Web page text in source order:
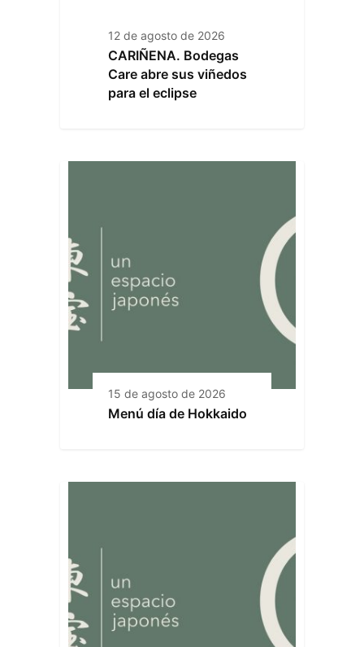
12 de agosto de 2026
CARIÑENA. Bodegas
Care abre sus viñedos
para el eclipse
15 de agosto de 2026
Menú día de Hokkaido